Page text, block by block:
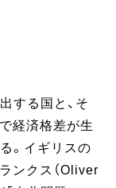
する国と、そ
経済格差が生
。イギリスの
ンクス（Oliver